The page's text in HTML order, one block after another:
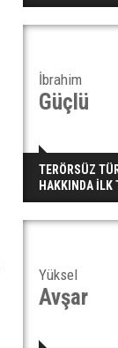
İbrahim
Güçlü
TERÖRSÜZ
HAKKINDA İLK
Yüksel
Avşar